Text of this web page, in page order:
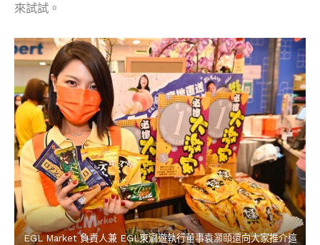
來試試。
EGL Market 負責人兼 EGL東瀛遊執行董事袁灝頤還向大家推介這